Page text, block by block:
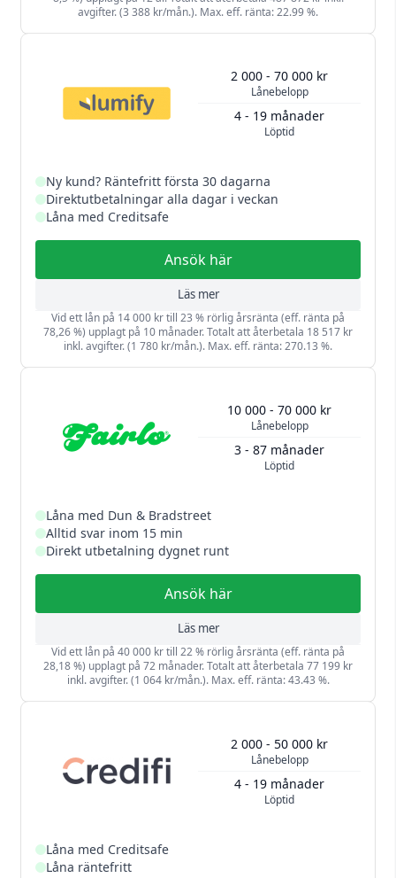
avgifter. (3 388 kr/mån.). Max. eff. ränta: 22.99 %.
Lånebelopp
2 000 - 70 000 kr
Löptid
4 - 19 månader
Ny kund? Räntefritt första 30 dagarna
Direktutbetalningar alla dagar i veckan
Låna med Creditsafe
Ansök här
Läs mer
Vid ett lån på 14 000 kr till 23 % rörlig årsränta (eff. ränta på
78,26 %) upplagt på 10 månader. Totalt att återbetala 18 517 kr
inkl. avgifter. (1 780 kr/mån.). Max. eff. ränta: 270.13 %.
Lånebelopp
10 000 - 70 000 kr
Löptid
3 - 87 månader
Låna med Dun & Bradstreet
Alltid svar inom 15 min
Direkt utbetalning dygnet runt
Ansök här
Läs mer
Vid ett lån på 40 000 kr till 22 % rörlig årsränta (eff. ränta på
28,18 %) upplagt på 72 månader. Totalt att återbetala 77 199 kr
inkl. avgifter. (1 064 kr/mån.). Max. eff. ränta: 43.43 %.
Lånebelopp
2 000 - 50 000 kr
Löptid
4 - 19 månader
Låna med Creditsafe
Låna räntefritt